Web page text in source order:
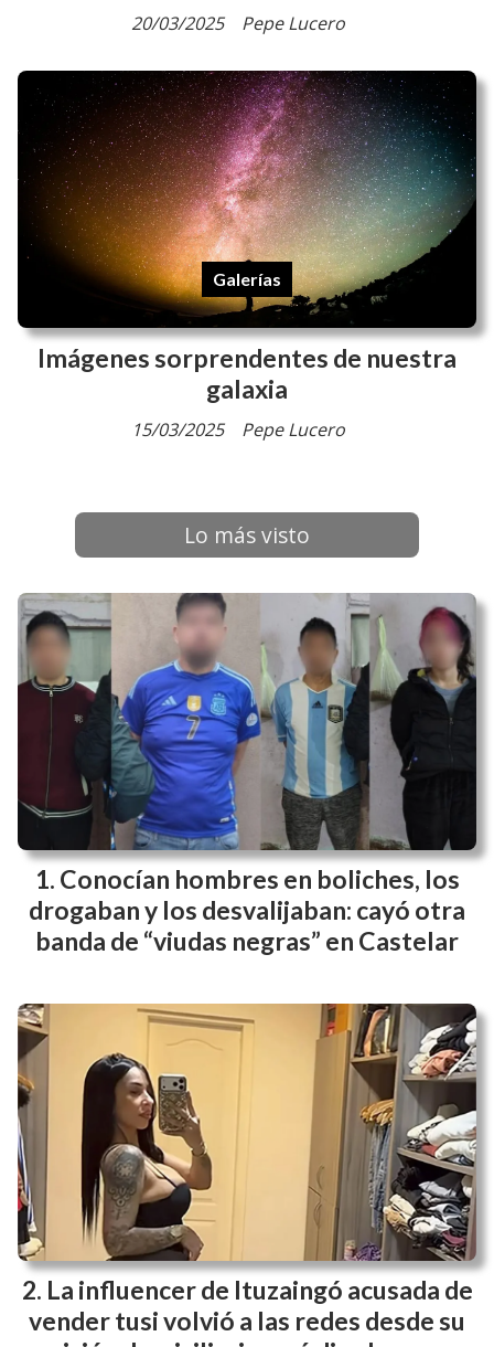
Pepe Lucero
20/03/2025
Imágenes sorprendentes de nuestra
galaxia
Pepe Lucero
Galerías
15/03/2025
Lo más visto
Conocían hombres en boliches, los
drogaban y los desvalijaban: cayó otra
banda de “viudas negras” en Castelar
La influencer de Ituzaingó acusada de
vender tusi volvió a las redes desde su